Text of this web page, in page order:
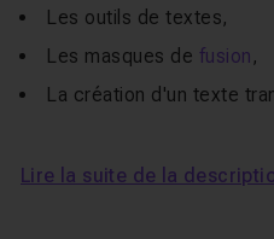
Les outils de textes,
Les masques de fusion ,
La création d'un texte
en fin d'exercice.
Lire la suite de la